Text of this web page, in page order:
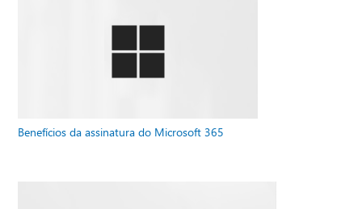
Benefícios da assinatura do Microsoft 365